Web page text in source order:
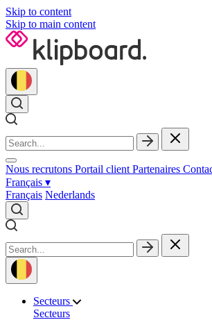
Skip to content
Skip to main content
Nous recrutons Portail client Partenaires
Français ▾
Français Nederlands
Secteurs
Secteurs